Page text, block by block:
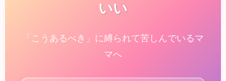
いい
「こうあるべき」に縛られて苦しんでいるマ
マへ